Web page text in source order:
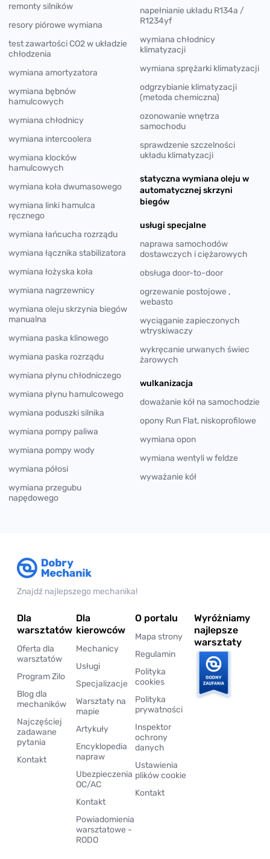
remonty silników
resory piórowe wymiana
test zawartości CO2 w układzie
chłodzenia
wymiana amortyzatora
wymiana bębnów
hamulcowych
wymiana chłodnicy
wymiana intercoolera
wymiana klocków
hamulcowych
wymiana koła dwumasowego
wymiana linki hamulca
ręcznego
wymiana łańcucha rozrządu
wymiana łącznika stabilizatora
wymiana łożyska koła
wymiana nagrzewnicy
wymiana oleju skrzynia biegów
manualna
wymiana paska klinowego
wymiana paska rozrządu
wymiana płynu chłodniczego
wymiana płynu hamulcowego
wymiana poduszki silnika
wymiana pompy paliwa
wymiana pompy wody
wymiana półosi
wymiana przegubu
napędowego
napełnianie układu R134a /
R1234yf
wymiana chłodnicy
klimatyzacji
wymiana sprężarki klimatyzacji
odgrzybianie klimatyzacji
(metoda chemiczna)
ozonowanie wnętrza
samochodu
sprawdzenie szczelności
układu klimatyzacji
statyczna wymiana oleju w
automatycznej skrzyni
biegów
usługi specjalne
naprawa samochodów
dostawczych i ciężarowych
obsługa door-to-door
ogrzewanie postojowe ,
webasto
wyciąganie zapieczonych
wtryskiwaczy
wykręcanie urwanych świec
żarowych
wulkanizacja
doważanie kół na samochodzie
opony Run Flat, niskoprofilowe
wymiana opon
wymiana wentyli w feldze
wyważanie kół
Znajdź najlepszego mechanika!
Dla
warsztatów
Oferta dla
warsztatów
Program Zilo
Blog dla
mechaników
Najczęściej
zadawane
pytania
Kontakt
Dla
kierowców
Mechanicy
Usługi
Specjalizacje
Warsztaty na
mapie
Artykuły
Encyklopedia
napraw
Ubezpieczenia
OC/AC
Kontakt
Powiadomienia
warsztatowe -
RODO
O portalu
Mapa strony
Regulamin
Polityka
cookies
Polityka
prywatności
Inspektor
ochrony
danych
Ustawienia
plików cookie
Kontakt
Wyróżniamy
najlepsze
warsztaty